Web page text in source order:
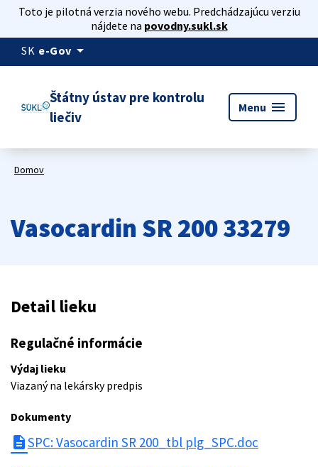
Toto je pilotná verzia nového webu. Predchádzajúcu verziu
nájdete na povodny.sukl.sk
SK e-Gov arrow_drop_down
Štátny ústav pre kontrolu
liečiv
Menu menu
Domov
Vasocardin SR 200 33279
Detail lieku
Regulačné informácie
Výdaj lieku
Viazaný na lekársky predpis
Dokumenty
descriptionSPC: Vasocardin SR 200_tbl plg_SPC.doc